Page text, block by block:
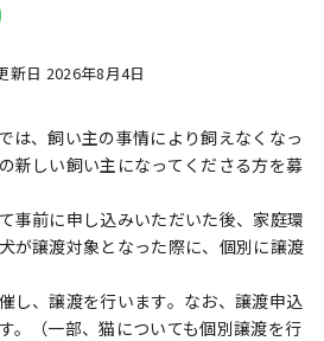
日 2026年8月4日
は、飼い主の事情により飼えなくなっ
新しい飼い主になってくださる方を募
事前に申し込みいただいた後、家庭環
が譲渡対象となった際に、個別に譲渡
し、譲渡を行います。なお、譲渡申込
。（一部、猫についても個別譲渡を行